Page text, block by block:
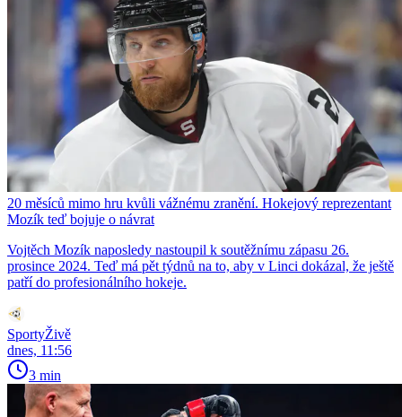
20 měsíců mimo hru kvůli vážnému zranění. Hokejový reprezentant
Mozík teď bojuje o návrat
Vojtěch Mozík naposledy nastoupil k soutěžnímu zápasu 26.
prosince 2024. Teď má pět týdnů na to, aby v Linci dokázal, že ještě
patří do profesionálního hokeje.
SportyŽivě
dnes, 11:56
3 min